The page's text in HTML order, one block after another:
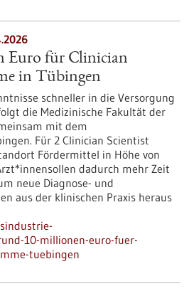
Euro für Clinician
in Tübingen
schneller in die Versorgung
die Medizinische Fakultät der
mit dem
Für 2 Clinician Scientist
Fördermittel in Höhe von
dadurch mehr Zeit
neue Diagnose- und
aus der klinischen Praxis heraus
10-millionen-euro-fuer-
tuebingen